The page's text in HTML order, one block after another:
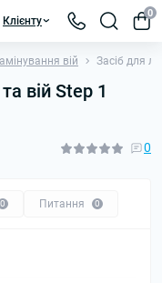
Клієнту
0
вій Засіб для
вій Step 1
0
0 Питання 0